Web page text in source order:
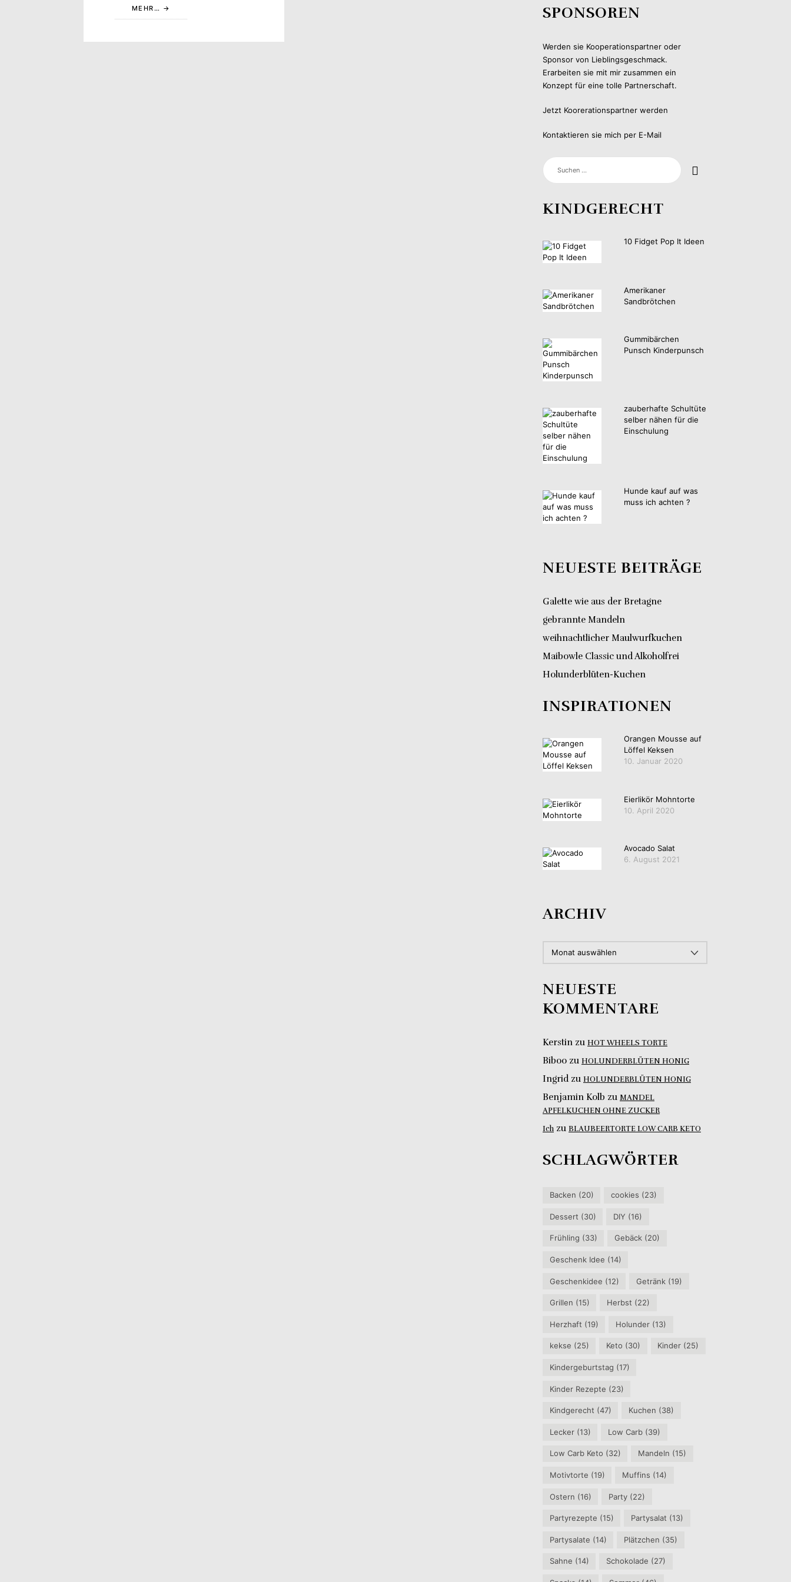
MEHR… SPONSOREN
Werden sie Kooperationspartner oder
Sponsor von Lieblingsgeschmack.
Erarbeiten sie mit mir zusammen ein
Konzept für eine tolle Partnerschaft.
Jetzt Koorerationspartner werden
Kontaktieren sie mich per E-Mail
SUCHEN
NACH:
KINDGERECHT
10 Fidget Pop It Ideen
Amerikaner
Sandbrötchen
Gummibärchen
Punsch Kinderpunsch
zauberhafte Schultüte
selber nähen für die
Einschulung
Hunde kauf auf was
muss ich achten ?
NEUESTE BEITRÄGE
Galette wie aus der Bretagne
gebrannte Mandeln
weihnachtlicher Maulwurfkuchen
Maibowle Classic und Alkoholfrei
Holunderblüten-Kuchen
INSPIRATIONEN
Orangen Mousse auf
Löffel Keksen
10. Januar 2020
Eierlikör Mohntorte
10. April 2020
Avocado Salat
6. August 2021
ARCHIV
NEUESTE
KOMMENTARE
Kerstin zu HOT WHEELS TORTE
Biboo zu HOLUNDERBLÜTEN HONIG
Ingrid zu HOLUNDERBLÜTEN HONIG
Benjamin Kolb zu MANDEL
APFELKUCHEN OHNE ZUCKER
Ich zu BLAUBEERTORTE LOW CARB KETO
SCHLAGWÖRTER
Backen (20) cookies (23)
Dessert (30) DIY (16)
Frühling (33) Gebäck (20)
Geschenk Idee (14)
Geschenkidee (12) Getränk (19)
Grillen (15) Herbst (22)
Herzhaft (19) Holunder (13)
kekse (25) Keto (30) Kinder (25)
Kindergeburtstag (17)
Kinder Rezepte (23)
Kindgerecht (47) Kuchen (38)
Lecker(13) Low Carb (39)
Low Carb Keto (32) Mandeln (15)
Motivtorte (19) Muffins (14)
Ostern (16) Party (22)
Partyrezepte (15) Partysalat (13)
Partysalate (14) Plätzchen (35)
Sahne (14) Schokolade (27)